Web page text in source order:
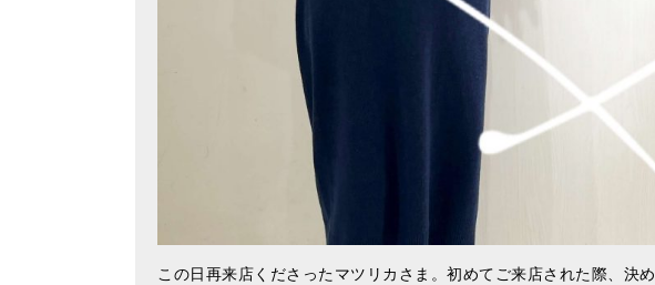
この日再来店くださったマツリカさま。初めてご来店された際、決